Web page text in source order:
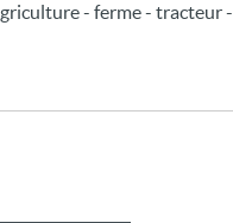
- ferme - tracteur -